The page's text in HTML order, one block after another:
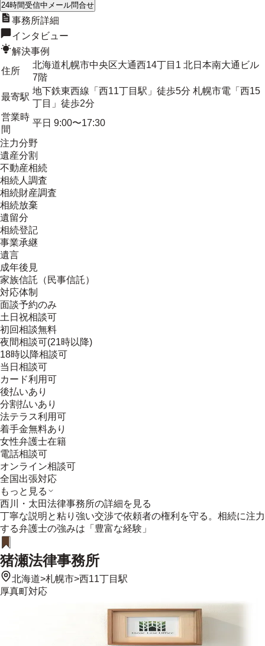
24時間受信中 メール問合せ
事務所詳細
インタビュー
解決事例
住所
北海道札幌市中央区大通西14丁目1 北日本南大通ビル
7階
最寄駅
地下鉄東西線「西11丁目駅」徒歩5分 札幌市電「西15
丁目」徒歩2分
営業時
間
平日 9:00〜17:30
注力分野
遺産分割
不動産相続
相続人調査
相続財産調査
相続放棄
遺留分
相続登記
事業承継
遺言
成年後見
家族信託（民事信託）
対応体制
面談予約のみ
土日祝相談可
初回相談無料
夜間相談可(21時以降)
18時以降相談可
当日相談可
カード利用可
後払いあり
分割払いあり
法テラス利用可
着手金無料あり
女性弁護士在籍
電話相談可
オンライン相談可
全国出張対応
もっと見る
西川・太田法律事務所の詳細を見る
丁寧な説明と粘り強い交渉で依頼者の権利を守る。相続に注力
する弁護士の強みは「豊富な経験」
猪瀬法律事務所
北海道>札幌市>西11丁目駅
厚真町対応